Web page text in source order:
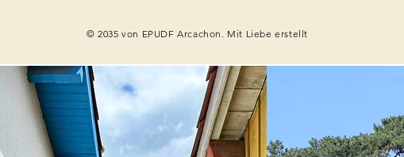
© 2035 von EPUDF Arcachon. Mit Liebe erstellt